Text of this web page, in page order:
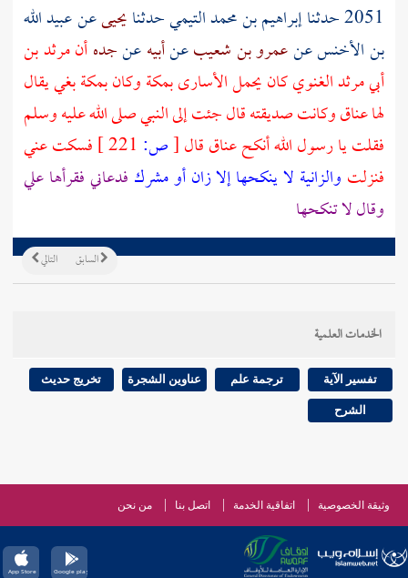
2051 حدثنا
إبراهيم بن محمد التيميحدثنايحيىعنعبيد الله
بن الأخنسعنعمرو بن شعيبعنأبيهعنجدهأنمرثد بن
أبي مرثد الغنويكان يحمل الأسارىبمكةوكانبمكةبغي يقال
لهاعناقوكانت صديقته قال جئت إلى النبي صلى الله عليه وسلم
فقلت يا رسول الله أنكحعناققال[ص:
فسكت عني
فنزلت والزانية لا ينكحها إلا زان أو مشرك فدعاني فقرأها علي
وقال لا تنكحها
التالي السابق
الخدمات العلمية
تفسير الآية ترجمة علم عناوين الشجرة تخريج حديث
الشرح
وثيقة الخصوصية اتفاقية الخدمة اتصل بنا من نحن